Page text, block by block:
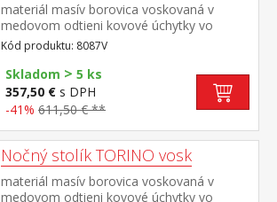
materiál masív borovica voskovaná v
medovom odtieni kovové úchytky vo
farebnom prevedení černená mosadz 2
dvierka a 2 zásuvky s kovovými pojazdmi
Kód produktu: 8087V
Skladom > 5 ks
357,50 € s DPH
-41% 611,50 € **
Nočný stolík TORINO vosk
materiál masív borovica voskovaná v
medovom odtieni kovové úchytky vo